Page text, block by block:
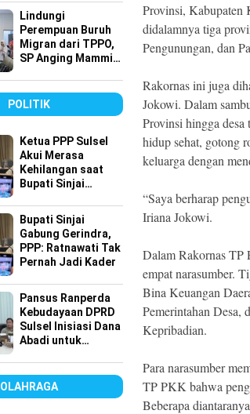
Lindungi
Perempuan Buruh
Migran dari TPPO,
SP Anging Mammiri
POLITIK
Ketua PPP Sulsel
Akui Merasa
Kehilangan saat
Bupati Sinjai
Bupati Sinjai
Gabung Gerindra,
PPP: Ratnawati Tak
Pernah Jadi Kader
Pansus Ranperda
Kebudayaan DPRD
Sulsel Inisiasi Dana
Abadi untuk
OLAHRAGA
Provinsi, Kabupaten
didalamnya tiga
Pengunungan, dan
Rakornas ini juga
Jokowi. Dalam
Provinsi hingga desa
hidup sehat, gotong
keluarga dengan
“Saya berharap
Iriana Jokowi.
Dalam Rakornas
empat narasumber.
Bina Keuangan
Pemerintahan Desa,
Kepribadian.
Para narasumber
TP PKK bahwa
Beberapa